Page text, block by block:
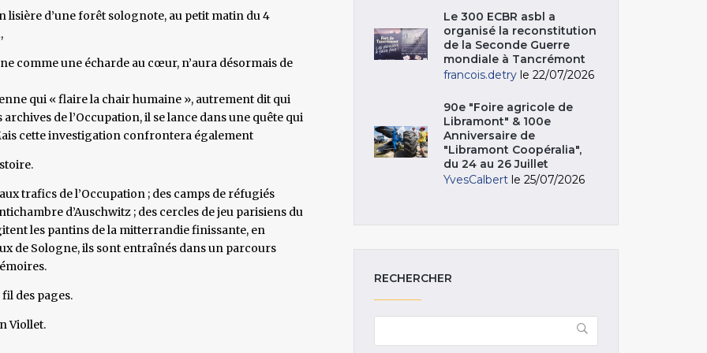
lisière d’une forêt solognote, au petit matin du 4
comme une écharde au cœur, n’aura désormais de
qui « flaire la chair humaine », autrement dit qui
de l’Occupation, il se lance dans une quête qui
cette investigation confrontera également
trafics de l’Occupation ; des camps de réfugiés
d’Auschwitz ; des cercles de jeu parisiens du
les pantins de la mitterrandie finissante, en
de Sologne, ils sont entraînés dans un parcours
des pages.
Viollet.
Le 300 ECBR asbl a
organisé la reconstitution
de la Seconde Guerre
mondiale à Tancrémont
francois.detry le 22/07/2026
90e "Foire agricole de
Libramont" & 100e
Anniversaire de
"Libramont Coopéralia",
du 24 au 26 Juillet
YvesCalbert le 25/07/2026
RECHERCHER